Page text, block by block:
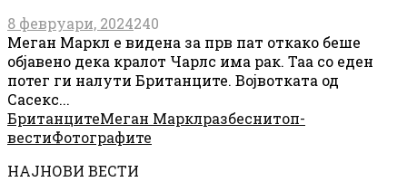
8 февруари, 2024240
Меган Маркл е видена за прв пат откако беше
објавено дека кралот Чарлс има рак. Таа со еден
потег ги налути Британците. Војвотката од
Сасекс...
БританцитеМеган Марклразбеснитоп-
вестиФотографите
НАЈНОВИ ВЕСТИ